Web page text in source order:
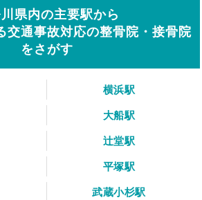
県内の主要駅から
交通事故対応の整骨院・接骨院
をさがす
横浜駅
大船駅
辻堂駅
平塚駅
武蔵小杉駅